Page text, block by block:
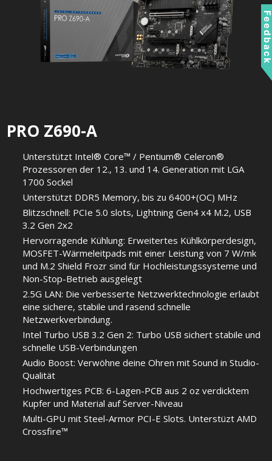
PRO Z690-A
Unterstützt Intel® Core™ / Pentium® Celeron®
Prozessoren der 12., 13. und 14. Generation mit LGA
1700 Sockel
Unterstützt DDR5 Memory, bis zu 6400+(OC) MHz
Blitzschnell: PCIe 5.0 slots, Lightning Gen4 x4 M.2, USB
3.2 Gen 2x2
Hervorragende Kühlung: Erweitertes Kühlkörperdesign,
MOSFET-Wärmeleitpads mit einer Leistung von 7 W/mk
und M.2 Shield Frozr sind für Hochleistungssysteme und
Non-Stop-Betrieb ausgelegt
2.5G LAN: Die verbesserte Netzwerktechnologie erlaubt
eine sichere, stabile und rasend schnelle
Netzwerkverbindung.
Intel Turbo USB 3.2 Gen 2: Turbo USB sichert stabile und
schnelle USB-Verbindungen
Audio Boost: Verwöhne deine Ohren mit Sound in Studio-
Qualität
Hochwertiges PCB: 6-Lagen-PCB aus 2 oz verdicktem
Kupfer und Material auf Server-Niveau
Multi-GPU mit Steel-Armor PCI-E Slots. Unterstüzt AMD
Crossfire™